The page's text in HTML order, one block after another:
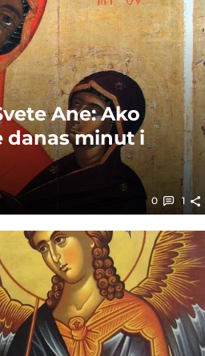
Ane: Ako
danas minut i
0 1